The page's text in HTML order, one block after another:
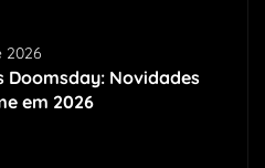
2026
Doomsday: Novidades
em 2026